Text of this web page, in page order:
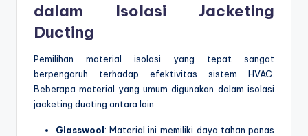
dalam Isolasi Jacketing
Ducting
Pemilihan material isolasi yang tepat sangat
berpengaruh terhadap efektivitas sistem HVAC.
Beberapa material yang umum digunakan dalam isolasi
jacketing ducting antara lain:
Glasswool: Material ini memiliki daya tahan panas